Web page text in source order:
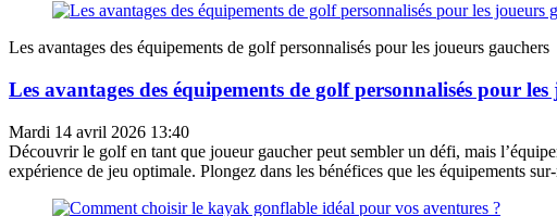
Les avantages des équipements de golf personnalisés pour les joueurs gauchers
Les avantages des équipements de golf personnalisés pour
Mardi 14 avril 2026 13:40
Découvrir le golf en tant que joueur gaucher peut sembler un défi, mais
expérience de jeu optimale. Plongez dans les bénéfices que les équipements